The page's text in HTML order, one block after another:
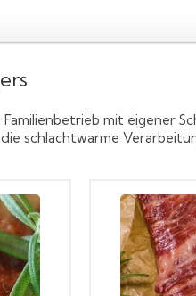
mit eigener
schlachtwarme